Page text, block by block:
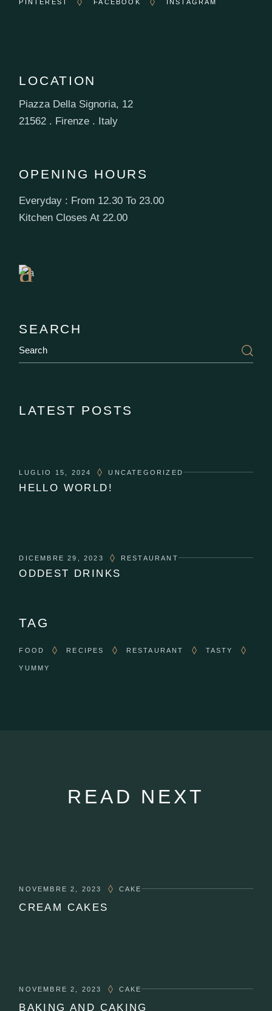
PINTEREST FACEBOOK INSTAGRAM
LOCATION
Piazza Della Signoria, 12
21562 . Firenze . Italy
OPENING HOURS
Everyday : From 12.30 To 23.00
Kitchen Closes At 22.00
Book
Table
SEARCH
LATEST POSTS
LUGLIO 15, 2024 UNCATEGORIZED
HELLO WORLD!
DICEMBRE 29, 2023 RESTAURANT
ODDEST DRINKS
TAG
FOOD RECIPES RESTAURANT TASTY
YUMMY
READ NEXT
NOVEMBRE 2, 2023 CAKE
CREAM CAKES
NOVEMBRE 2, 2023 CAKE
BAKING AND CAKING